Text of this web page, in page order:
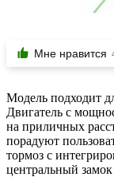
Мне нравится
Модель подходит
Двигатель с
на приличных
порадуют
тормоз с
центральный замок